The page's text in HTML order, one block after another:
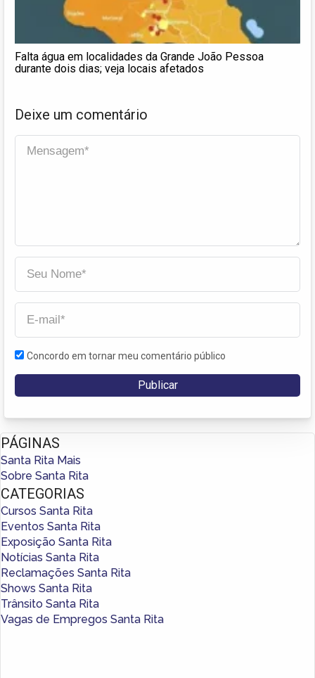
Falta água em localidades da Grande João Pessoa
durante dois dias; veja locais afetados
Deixe um comentário
Concordo em tornar meu comentário público
PÁGINAS
Santa Rita Mais
Sobre Santa Rita
CATEGORIAS
Cursos Santa Rita
Eventos Santa Rita
Exposição Santa Rita
Notícias Santa Rita
Reclamações Santa Rita
Shows Santa Rita
Trânsito Santa Rita
Vagas de Empregos Santa Rita